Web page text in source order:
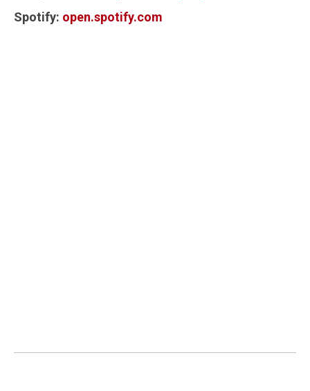
Spotify: open.spotify.com